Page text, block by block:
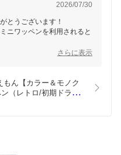
2026/07/30
とうございます！
ニワッペンを利用されると
いただけたようで安心しま
使いやすいので、用途に合
さらに表示
もん【カラー＆モノク
（レトロ/初期ドラえ